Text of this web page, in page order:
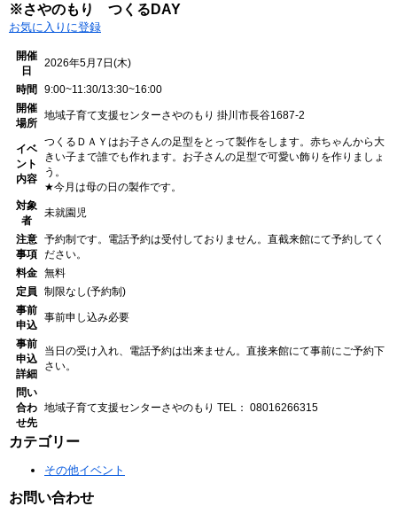
※さやのもり つくるDAY
お気に入りに登録
開催
日
2026年5月7日(木)
時間
9:00~11:30/13:30~16:00
開催
場所
地域子育て支援センターさやのもり 掛川市長谷1687-2
イベ
ント
内容
つくるＤＡＹはお子さんの足型をとって製作をします。赤ちゃんから大
きい子まで誰でも作れます。お子さんの足型で可愛い飾りを作りましょ
う。
★今月は母の日の製作です。
対象
者
未就園児
注意
事項
予約制です。電話予約は受付しておりません。直截来館にて予約してく
ださい。
料金
無料
定員
制限なし(予約制)
事前
申込
事前申し込み必要
事前
申込
詳細
当日の受け入れ、電話予約は出来ません。直接来館にて事前にご予約下
さい。
問い
合わ
せ先
地域子育て支援センターさやのもり TEL： 08016266315
カテゴリー
その他イベント
お問い合わせ